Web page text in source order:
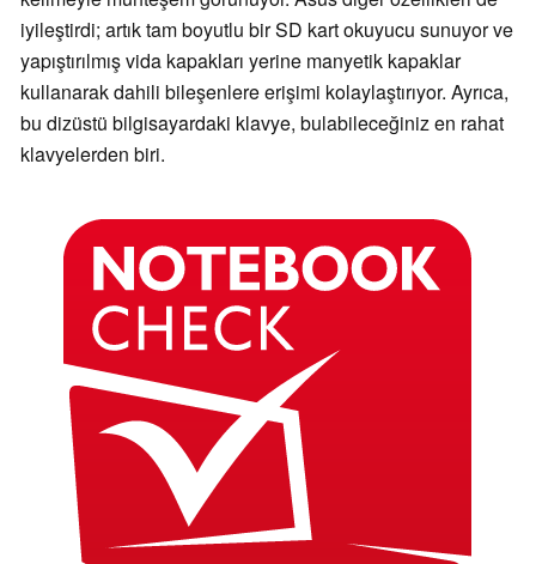
iyileştirdi; artık tam boyutlu bir SD kart okuyucu sunuyor ve
yapıştırılmış vida kapakları yerine manyetik kapaklar
kullanarak dahili bileşenlere erişimi kolaylaştırıyor. Ayrıca,
bu dizüstü bilgisayardaki klavye, bulabileceğiniz en rahat
klavyelerden biri.